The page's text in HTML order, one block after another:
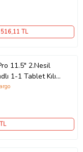
516,11 TL
11.5" 2.Nesil
1-1 Tablet Kılıf